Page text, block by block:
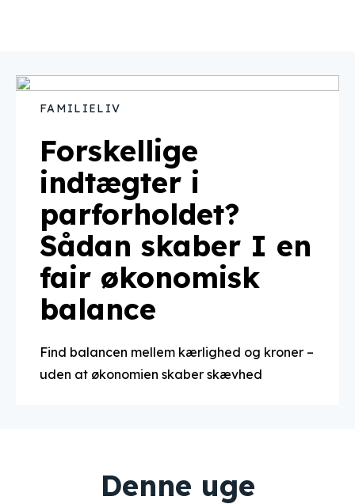
Forskellige
indtægter i
parforholdet?
Sådan skaber I en
fair økonomisk
balance
Find balancen mellem kærlighed og kroner –
uden at økonomien skaber skævhed
FAMILIELIV
Denne uge